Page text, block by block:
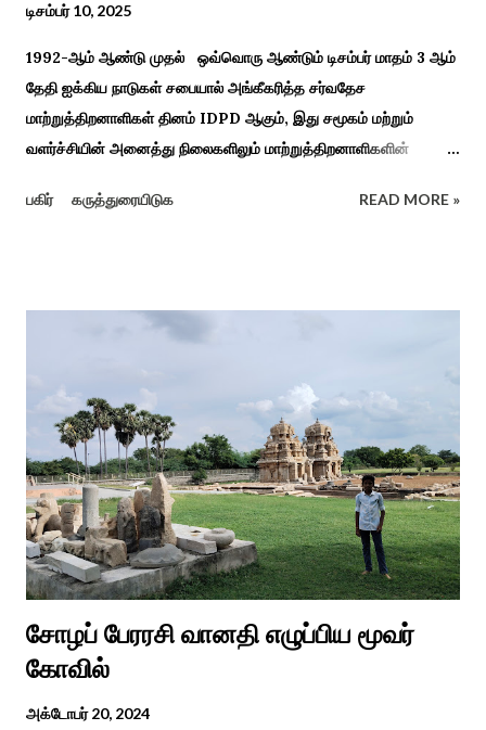
டிசம்பர் 10, 2025
1992-ஆம் ஆண்டு முதல் ஒவ்வொரு ஆண்டும் டிசம்பர் மாதம் 3 ஆம்
தேதி ஐக்கிய நாடுகள் சபையால் அங்கீகரித்த சர்வதேச
மாற்றுத்திறனாளிகள் தினம் IDPD ஆகும், இது சமூகம் மற்றும்
வளர்ச்சியின் அனைத்து நிலைகளிலும் மாற்றுத்திறனாளிகளின்
நோக்கமாகக் கொண்டது. சமூகத்தில் மாற்றுத்திறனாளிகளின்
நிகழ்ச்சிகள், கருத்தரங்குகள் மற்றும் உதவிகள் வழங்கும் விழாக்கள்
பல்கலைக்கழகத்தின் சிறப்புக் கல்வி மற்றும் மறுவாழ்வு அறிவியல்
துறை, மற்றும் டாக்டர் அழகப்பா கல்வி அறிவியல் நிறுவனம் , மற்றும்
காரைக்குடி ஹெரிடேஜ் ரோட்டரி கிளப், மற்றும் மாற்றுத்
திறனாளிகளுக்கான மல்டிமோடல் மெட்டீரியல் உற்பத்திக்கான மையம்,
மற்றும் ஐடி மற்றும் ஆட்டிசத்திற்கான அழகப்பா பல்கலைக்கழக
சிறப்புப் பள்ளி சார்பில் இந்த ஆணடு விழா சர்வதேச மாற்று...
பகிர் கருத்துரையிடுக READ MORE »
சோழப் பேரரசி வானதி எழுப்பிய மூவர்
கோவில்
அக்டோபர் 20, 2024